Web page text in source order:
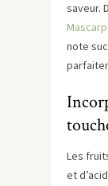
saveur.
note
Les
et